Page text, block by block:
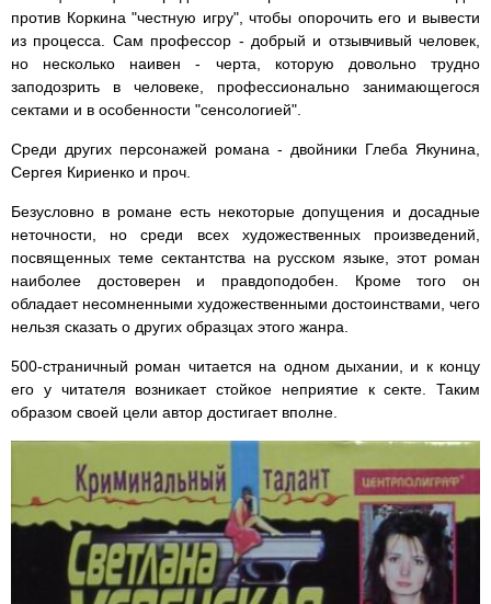
против Коркина "честную игру", чтобы опорочить его и вывести
из процесса. Сам профессор - добрый и отзывчивый человек,
но несколько наивен - черта, которую довольно трудно
заподозрить в человеке, профессионально занимающегося
сектами и в особенности "сенсологией".
Среди других персонажей романа - двойники Глеба Якунина,
Сергея Кириенко и проч.
Безусловно в романе есть некоторые допущения и досадные
неточности, но среди всех художественных произведений,
посвященных теме сектантства на русском языке, этот роман
наиболее достоверен и правдоподобен. Кроме того он
обладает несомненными художественными достоинствами, чего
нельзя сказать о других образцах этого жанра.
500-страничный роман читается на одном дыхании, и к концу
его у читателя возникает стойкое неприятие к секте. Таким
образом своей цели автор достигает вполне.